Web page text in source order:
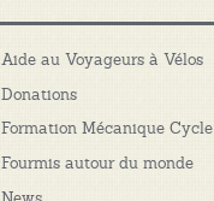
Aide au Voyageurs à Vélos
Donations
Formation Mécanique Cycle
Fourmis autour du monde